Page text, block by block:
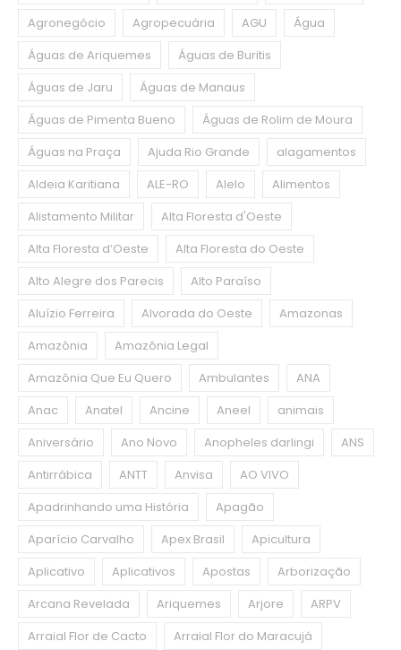
Agronegócio
Agropecuária AGU
Água
Águas de Ariquemes
Águas de Buritis
Águas de Jaru
Águas de Manaus
Águas de Pimenta Bueno
Águas de Rolim de Moura
Águas na Praça
Ajuda Rio Grande
alagamentos
Aldeia Karitiana
ALE-RO Alelo
Alimentos
Alistamento Militar
Alta Floresta d'Oeste
Alta Floresta d’Oeste
Alta Floresta do Oeste
Alto Alegre dos Parecis
Alto Paraíso
Aluízio Ferreira
Alvorada do Oeste
Amazonas
Amazônia
Amazônia Legal
Amazônia Que Eu Quero
Ambulantes
ANA
Anac
Anatel Ancine Aneel
animais
Aniversário
Ano Novo Anopheles darlingi
ANS
Antirrábica
ANTT Anvisa
AO VIVO
Apadrinhando uma História
Apagão
Aparício Carvalho
Apex Brasil
Apicultura
Aplicativo
Aplicativos Apostas
Arborização
Arcana Revelada
Ariquemes Arjore
ARPV
Arraial Flor de Cacto
Arraial Flor do Maracujá